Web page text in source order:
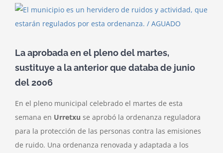
ordenanza
municipal
la
protección
las
ruidos
en
Urretxu
Ver
imagen
grande
La aprobada en el pleno del martes,
sustituye a la anterior que databa de junio
del 2006
En el pleno municipal celebrado el martes de esta
semana en Urretxu se aprobó la ordenanza reguladora
para la protección de las personas contra las emisiones
de ruido. Una ordenanza renovada y adaptada a los